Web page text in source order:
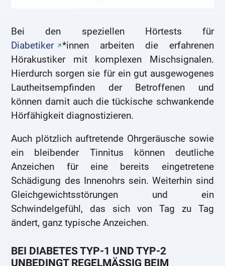
Bei den speziellen Hörtests für
Diabetiker
*innen arbeiten die erfahrenen
Hörakustiker mit komplexen Mischsignalen.
Hierdurch sorgen sie für ein gut ausgewogenes
Lautheitsempfinden der Betroffenen und
können damit auch die tückische schwankende
Hörfähigkeit diagnostizieren.
Auch plötzlich auftretende Ohrgeräusche sowie
ein bleibender Tinnitus können deutliche
Anzeichen für eine bereits eingetretene
Schädigung des Innenohrs sein. Weiterhin sind
Gleichgewichtsstörungen und ein
Schwindelgefühl, das sich von Tag zu Tag
ändert, ganz typische Anzeichen.
BEI DIABETES TYP-1 UND TYP-2
UNBEDINGT REGELMÄSSIG BEIM